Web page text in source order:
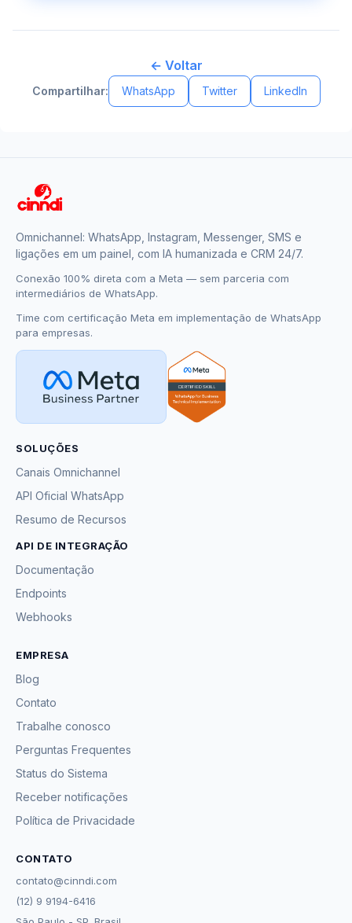
← Voltar
Compartilhar: WhatsApp Twitter LinkedIn
Omnichannel: WhatsApp, Instagram, Messenger, SMS e
ligações em um painel, com IA humanizada e CRM 24/7.
Conexão 100% direta com a Meta — sem parceria com
intermediários de WhatsApp.
Time com certificação Meta em implementação de WhatsApp
para empresas.
SOLUÇÕES
Canais Omnichannel
API Oficial WhatsApp
Resumo de Recursos
API DE INTEGRAÇÃO
Documentação
Endpoints
Webhooks
EMPRESA
Blog
Contato
Trabalhe conosco
Perguntas Frequentes
Status do Sistema
Receber notificações
Política de Privacidade
CONTATO
contato@cinndi.com
(12) 9 9194-6416